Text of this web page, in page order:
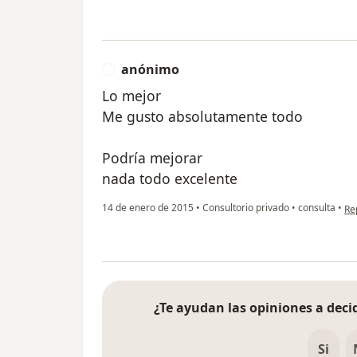
anónimo
Lo mejor
Me gusto absolutamente todo
Podría mejorar
nada todo excelente
14 de enero de 2015 • Consultorio privado • consulta •
¿Te ayudan las opiniones a
Si